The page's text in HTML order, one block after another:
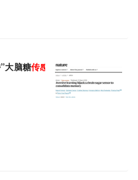
大脑糖传感器，驱动情绪性进食